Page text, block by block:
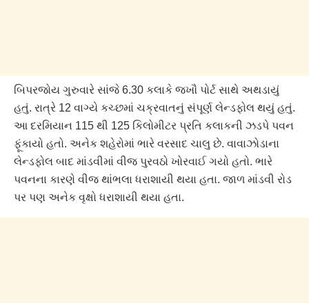
બિપરજોય ગુરુવારે સાંજે 6.30 કલાકે જખૌ પોર્ટ સાથે અથડાયું
હતું. રાત્રે 12 વાગ્યે કચ્છમાં ચક્રવાતનું સંપૂર્ણ લેન્ડફોલ થયું હતું.
આ દરમિયાન 115 થી 125 કિલોમીટર પ્રતિ કલાકની ઝડપે પવન
ફૂંકાયો હતો. અનેક શહેરોમાં ભારે વરસાદ ચાલુ છે. વાવાઝોડાના
લેન્ડફોલ બાદ માંડવીમાં વીજ પુરવઠો ખોરવાઈ ગયો હતો. ભારે
પવનના કારણે વીજ થાંભલા ધરાશાયી થયા હતા. જાળ માંડવી રોડ
પર પણ અનેક વૃક્ષો ધરાશાયી થયા હતા.